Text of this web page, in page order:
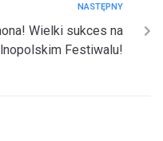
NASTĘPNY
Wielki sukces na
Festiwalu!